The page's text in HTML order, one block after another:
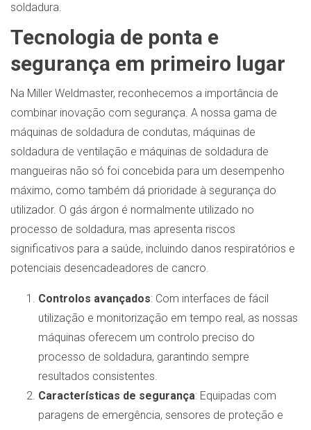
soldadura.
Tecnologia de ponta e
segurança em primeiro lugar
Na Miller Weldmaster, reconhecemos a importância de
combinar inovação com segurança. A nossa gama de
máquinas de soldadura de condutas, máquinas de
soldadura de ventilação e máquinas de soldadura de
mangueiras não só foi concebida para um desempenho
máximo, como também dá prioridade à segurança do
utilizador. O gás árgon é normalmente utilizado no
processo de soldadura, mas apresenta riscos
significativos para a saúde, incluindo danos respiratórios e
potenciais desencadeadores de cancro.
Controlos avançados: Com interfaces de fácil
utilização e monitorização em tempo real, as nossas
máquinas oferecem um controlo preciso do
processo de soldadura, garantindo sempre
resultados consistentes.
Características de segurança: Equipadas com
paragens de emergência, sensores de proteção e